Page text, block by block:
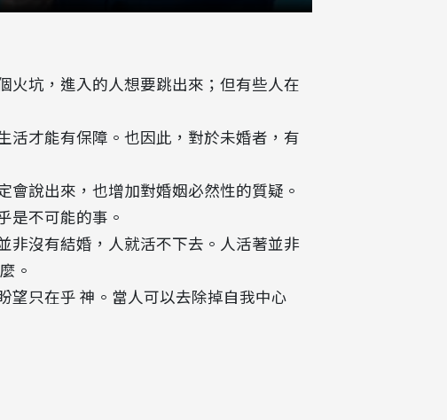
火坑，進入的人想要跳出來；但有些人在
活才能有保障。也因此，對於未婚者，有
說出來，也增加對婚姻必然性的質疑。
是不可能的事。
非沒有結婚，人就活不下去。人活著並非
。
望只在乎 神。當人可以去除掉自我中心